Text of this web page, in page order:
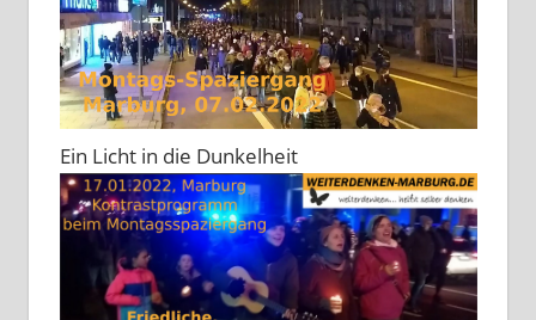
Ein Licht in die Dunkelheit